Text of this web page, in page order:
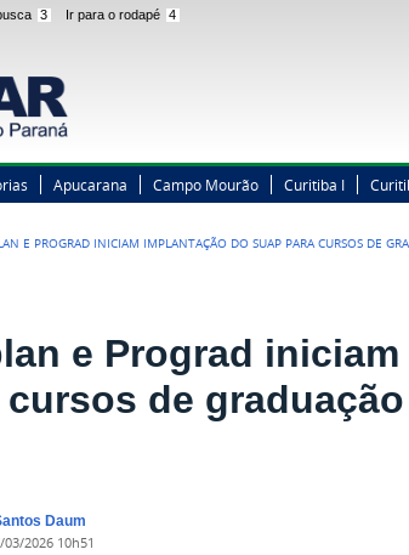
3 Ir para o rodapé 4
Apucarana Campo Mourão Curitiba I
E PROGRAD INICIAM IMPLANTAÇÃO DO SUAP PARA CURSOS DE
e Prograd
cursos de graduação
Daum
03/2026 10h51